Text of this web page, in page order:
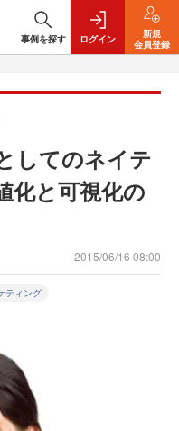
事例を探す ログイン
新規
会員登録
してのネイテ
化と可視化の
2015/06/16 08:00
ティング